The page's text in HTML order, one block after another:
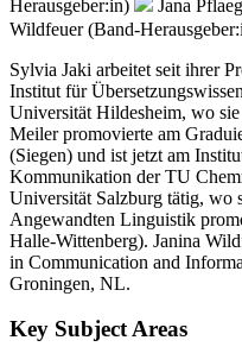
Herausgeber:in)
Jana
Wildfeuer (Band-
Sylvia Jaki arbeitet seit ihrer
Institut für
Universität Hildesheim, wo
Meiler promovierte am
(Siegen) und ist jetzt am
Kommunikation der TU
Universität Salzburg tätig, wo
Angewandten Linguistik
Halle-Wittenberg). Janina
in Communication and
Groningen, NL.
Key Subject Areas